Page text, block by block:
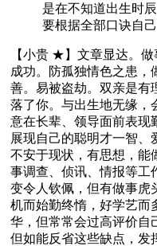
是在不知道出生时
要根据全部口诀自己
【小贵 ★】文章显达。
成功。防孤独情色之患，
善。易被盗劫。双亲是有
落了你。与出生地无缘，
意在长辈、领导面前表现
展现自己的聪明才一智、
不安于现状，有思想，能
事调查、侦讯、情报等工
变令人钦佩，但有做事虎
机而始勤终惰，好学艺而
华，但常常会过高评价自
但如能反省这些缺点，发